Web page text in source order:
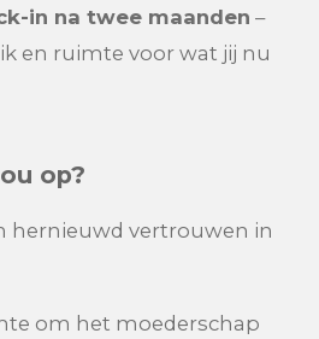
in na twee maanden –
en ruimte voor wat jij nu
op?
hernieuwd vertrouwen in
om het moederschap